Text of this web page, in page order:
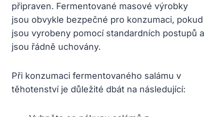
připraven. Fermentované masové výrobky
jsou obvykle bezpečné pro konzumaci, pokud
jsou vyrobeny pomocí standardních postupů a
jsou řádně uchovány.
Při konzumaci fermentovaného salámu v
těhotenství je důležité dbát na následující: